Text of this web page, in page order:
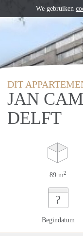
DIT
JAN
DELFT
89 m2
?
Begindatum
We gebruiken